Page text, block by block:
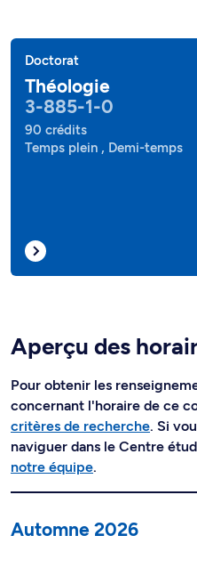
Doctorat
Théologie
3-885-1-0
90 crédits
Temps plein , Demi-temps
Aperçu des
Pour obtenir les
concernant l'horaire de ce
critères de recherche. Si
naviguer dans le Centre
notre équipe.
Automne 2026